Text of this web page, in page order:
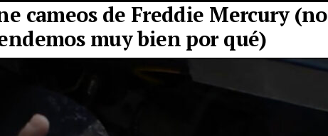
cameos de Freddie Mercury (no
muy bien por qué)